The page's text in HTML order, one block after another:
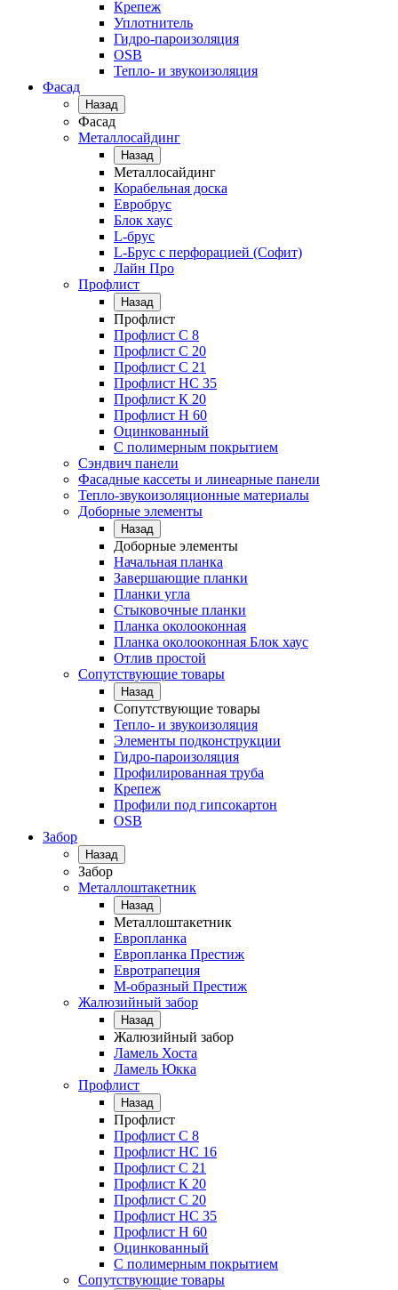
Крепеж
Уплотнитель
Гидро-пароизоляция
OSB
Тепло- и звукоизоляция
Фасад
Назад
Фасад
Металлосайдинг
Назад
Металлосайдинг
Корабельная доска
Евробрус
Блок хаус
L-брус
L-Брус с перфорацией (Софит)
Лайн Про
Профлист
Назад
Профлист
Профлист С 8
Профлист С 20
Профлист C 21
Профлист НС 35
Профлист К 20
Профлист Н 60
Оцинкованный
С полимерным покрытием
Сэндвич панели
Фасадные кассеты и линеарные панели
Тепло-звукоизоляционные материалы
Доборные элементы
Назад
Доборные элементы
Начальная планка
Завершающие планки
Планки угла
Стыковочные планки
Планка околооконная
Планка околооконная Блок хаус
Отлив простой
Сопутствующие товары
Назад
Сопутствующие товары
Тепло- и звукоизоляция
Элементы подконструкции
Гидро-пароизоляция
Профилированная труба
Крепеж
Профили под гипсокартон
OSB
Забор
Назад
Забор
Металлоштакетник
Назад
Металлоштакетник
Европланка
Европланка Престиж
Евротрапеция
М-образный Престиж
Жалюзийный забор
Назад
Жалюзийный забор
Ламель Хоста
Ламель Юкка
Профлист
Назад
Профлист
Профлист С 8
Профлист НС 16
Профлист C 21
Профлист К 20
Профлист С 20
Профлист НС 35
Профлист Н 60
Оцинкованный
С полимерным покрытием
Сопутствующие товары